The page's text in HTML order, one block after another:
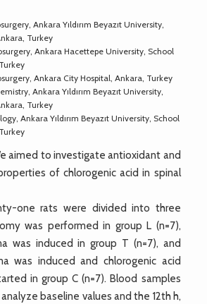
Ankara Yıldırım Beyazıt University,
Turkey
Ankara Hacettepe University, School
Ankara City Hospital, Ankara, Turkey
Ankara Yıldırım Beyazıt University,
Turkey
Ankara Yıldırım Beyazıt University, School
aimed to investigate antioxidant and
of chlorogenic acid in spinal
one rats were divided into three
was performed in group L (n=7),
was induced in group T (n=7), and
was induced and chlorogenic acid
in group C (n=7). Blood samples
baseline values and the 12th h,